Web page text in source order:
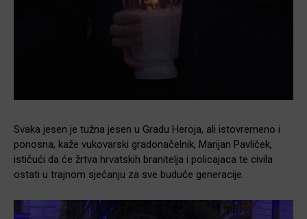
Svaka jesen je tužna jesen u Gradu Heroja, ali istovremeno i
ponosna, kaže vukovarski gradonačelnik, Marijan Pavliček,
ističući da će žrtva hrvatskih branitelja i policajaca te civila
ostati u trajnom sjećanju za sve buduće generacije.